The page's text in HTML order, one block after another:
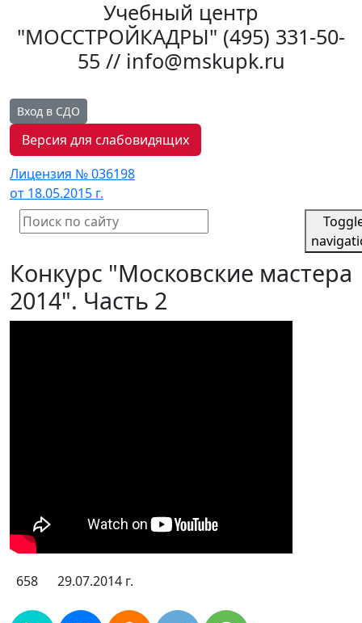
Учебный центр
"МОССТРОЙКАДРЫ" (495) 331-50-
55 // info@mskupk.ru
Вход в СДО
Версия для слабовидящих
Лицензия № 036198
от 18.05.2015 г.
Конкурс "Московские мастера
2014". Часть 2
658 29.07.2014 г.